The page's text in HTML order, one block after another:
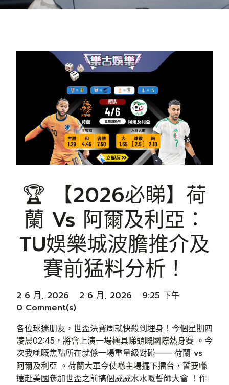
🏆 【2026必睇】荷
蘭 Vs 阿爾及利亞：
TU娛樂城波膽推介及
賽前猛料分析！
2 6 月, 2026 2 6 月, 2026
9:25 下午
0 Comment(s)
各位球迷朋友，世盃決賽周就快殺到埋身！今個星期四
凌晨02:45，將會上演一場極具睇頭嘅國際熱身賽 。今
次我哋嘅焦點所在就係一場重量級對碰—— 荷蘭 vs
阿爾及利亞 。荷蘭大軍今仗喺主場擺下擂台，誓要喺
遠赴美國參加世盃之前搞個威威水水嘅誓師大會 ！作